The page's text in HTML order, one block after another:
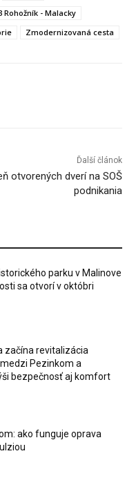
- Malacky
Zmodernizovaná cesta
Ďalší článok
otvorených dverí na SOŠ
podnikania
parku v Malinove
sa otvorí v októbri
začína revitalizácia
Pezinkom a
bezpečnosť aj komfort
ako funguje oprava